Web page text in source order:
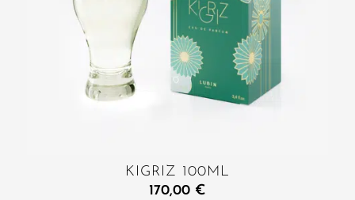
KIGRIZ 100ML
170,00 €